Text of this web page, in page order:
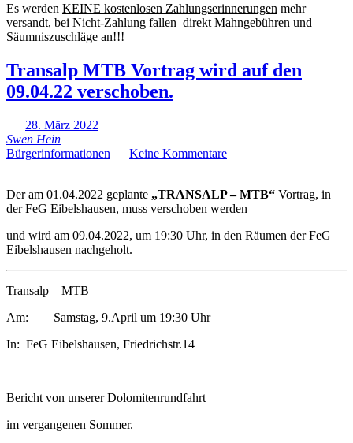
Es werden KEINE kostenlosen Zahlungserinnerungen mehr
versandt, bei Nicht-Zahlung fallen direkt Mahngebühren und
Säumniszuschläge an!!!
Transalp MTB Vortrag wird auf den
09.04.22 verschoben.
28. März 2022
Swen Hein
Bürgerinformationen
Keine Kommentare
Der am 01.04.2022 geplante „TRANSALP – MTB“ Vortrag, in
der FeG Eibelshausen, muss verschoben werden
und wird am 09.04.2022, um 19:30 Uhr, in den Räumen der FeG
Eibelshausen nachgeholt.
Transalp – MTB
Am: Samstag, 9.April um 19:30 Uhr
In: FeG Eibelshausen, Friedrichstr.14
Bericht von unserer Dolomitenrundfahrt
im vergangenen Sommer.